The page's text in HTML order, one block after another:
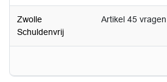
Zwolle
Schuldenvrij
Artikel 45 vragen